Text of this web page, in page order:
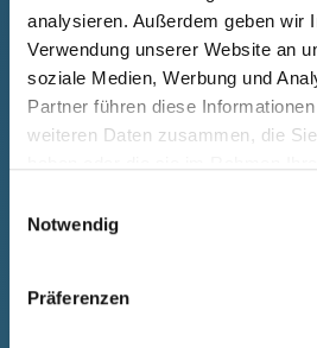
analysieren. Außerdem geben wir
Verwendung unserer Website an
soziale Medien, Werbung und
Partner führen diese
weiteren Daten zusammen, die
Notwendig
Präferenzen
Nos solutions de
adaptées aux
des engins de
machines agricoles
protection fiable
poussière, la saleté et